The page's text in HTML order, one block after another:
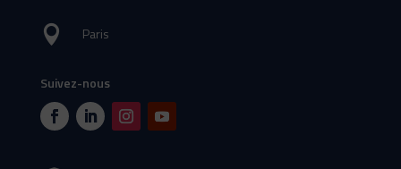
 Paris
Suivez-nous